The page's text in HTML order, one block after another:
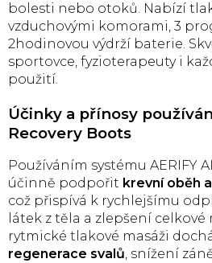
bolesti nebo otoků. Nabízí
vzduchovými komorami, 3
2hodinovou výdrží baterie.
sportovce, fyzioterapeuty i
použití.
Účinky a přínosy
Recovery Boots
Používáním systému AERIFY
účinně podpořit krevní oběh
což přispívá k rychlejšímu
látek z těla a zlepšení celkové
rytmické tlakové masáži
regenerace svalů, snížení